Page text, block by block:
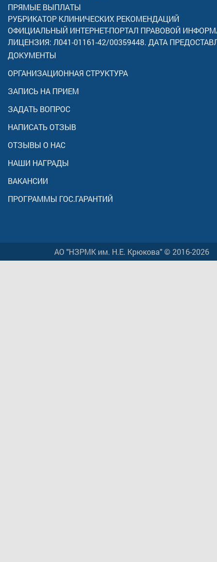
ПРЯМЫЕ ВЫПЛАТЫ
РУБРИКАТОР КЛИНИЧЕСКИХ РЕКОМЕНДАЦИЙ
ОФИЦИАЛЬНЫЙ ИНТЕРНЕТ-ПОРТАЛ ПРАВОВОЙ
ЛИЦЕНЗИЯ: Л041-01161-42/00359448. ДАТА
ДОКУМЕНТЫ
ОРГАНИЗАЦИОННАЯ СТРУКТУРА
ЗАПИСЬ НА ПРИЕМ
ЗАДАТЬ ВОПРОС
НАПИСАТЬ ОТЗЫВ
ОТЗЫВЫ О НАС
НАШИ НАГРАДЫ
ВАКАНСИИ
ПРОГРАММЫ ГОС.ГАРАНТИЙ
АО "НЗРМК им. Н.Е. Крюкова" © 2016-2026